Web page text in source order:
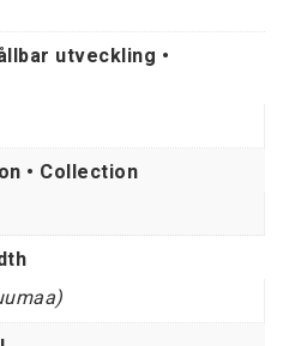
utveckling •
• Collection